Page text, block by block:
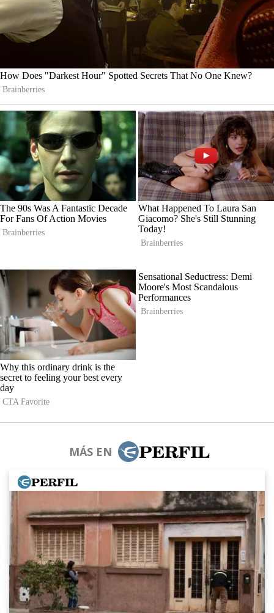
MÁS EN